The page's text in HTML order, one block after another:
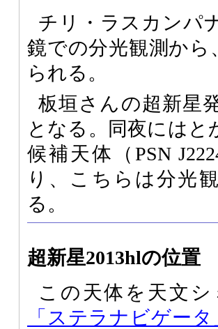
チリ・ラスカンパ
鏡での分光観測から
られる。
板垣さんの超新星
となる。同夜にはと
候補天体（PSN
り、こちらは分光
る。
超新星2013hlの位置
この天体を天文
「ステラナビゲータ